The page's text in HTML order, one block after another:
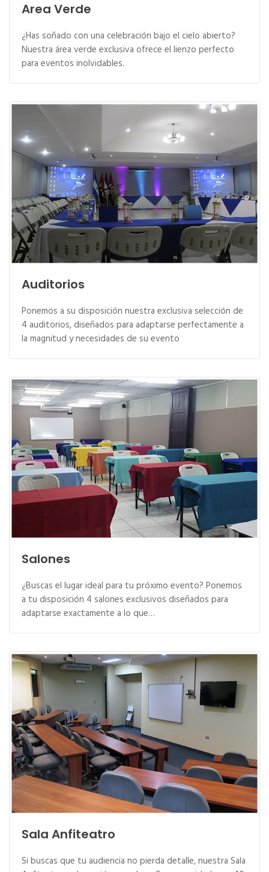
Area Verde
¿Has soñado con una celebración bajo el cielo abierto?
Nuestra área verde exclusiva ofrece el lienzo perfecto
para eventos inolvidables.
Auditorios
Ponemos a su disposición nuestra exclusiva selección de
4 auditorios, diseñados para adaptarse perfectamente a
la magnitud y necesidades de su evento
Salones
¿Buscas el lugar ideal para tu próximo evento? Ponemos
a tu disposición 4 salones exclusivos diseñados para
adaptarse exactamente a lo que…
Sala Anfiteatro
Si buscas que tu audiencia no pierda detalle, nuestra Sala